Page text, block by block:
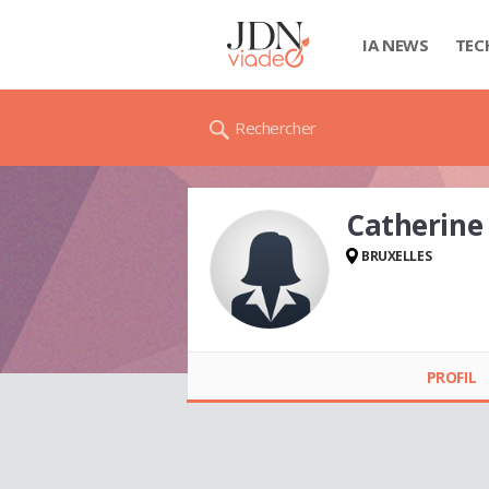
IA NEWS
Rechercher
Catherine
BRUXELLES
PROFIL